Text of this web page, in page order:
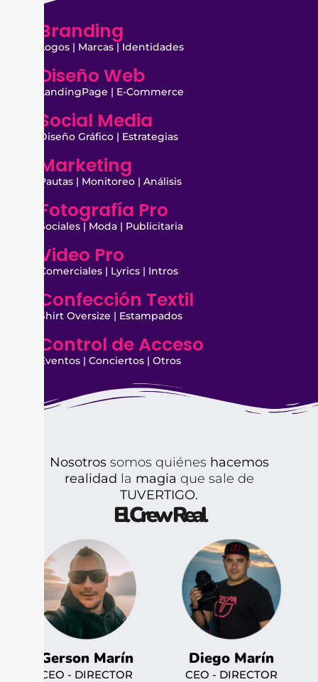
Branding
Logos | Marcas | Identidades
Diseño Web
LandingPage | E-Commerce
Social Media
Diseño Gráfico | Estrategias
Marketing
Pautas | Monitoreo | Análisis
Fotografía Pro
Sociales | Moda | Publicitaria
Video Pro
Comerciales | Lyrics | Intros
Confección Textil
Shirt Oversize | Estampados
Control de Acceso
Eventos | Conciertos | Otros
Nosotrossomos quiénes hacemos
realidad la magia que sale de
TUVERTIGO.
El Crew Real
Gerson Marín
CEO - DIRECTOR
Diego Marín
CEO - DIRECTOR